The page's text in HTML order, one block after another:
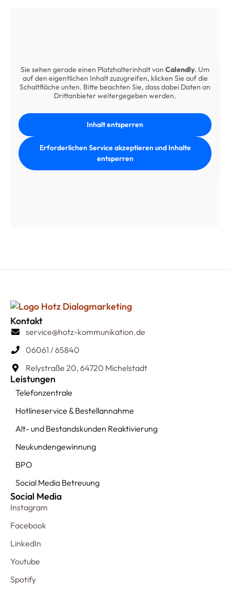
Sie sehen gerade einen Platzhalterinhalt von Calendly. Um
auf den eigentlichen Inhalt zuzugreifen, klicken Sie auf die
Schaltfläche unten. Bitte beachten Sie, dass dabei Daten an
Drittanbieter weitergegeben werden.
Inhalt entsperren
Erforderlichen Service akzeptieren und Inhalte
entsperren
Kontakt
service@hotz-kommunikation.de
06061 / 65840
Relystraße 20, 64720 Michelstadt
Leistungen
Telefonzentrale
Hotlineservice & Bestellannahme
Alt- und Bestandskunden Reaktivierung
Neukundengewinnung
BPO
Social Media Betreuung
Social Media
Instagram
Facebook
LinkedIn
Youtube
Spotify